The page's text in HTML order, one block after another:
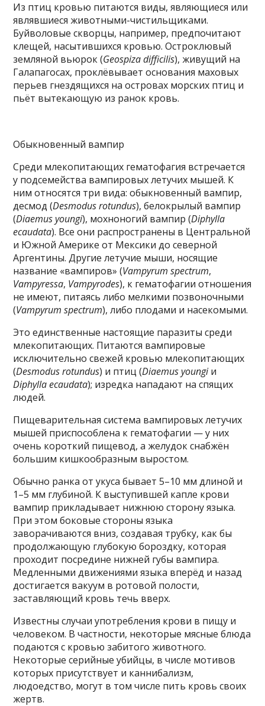
Из птиц кровью питаются виды, являющиеся или
являвшиеся животными-чистильщиками.
Буйволовые скворцы, например, предпочитают
клещей, насытившихся кровью. Остроклювый
земляной вьюрок (Geospiza difficilis), живущий на
Галапагосах, проклёвывает основания маховых
перьев гнездящихся на островах морских птиц и
пьёт вытекающую из ранок кровь.
Обыкновенный вампир
Среди млекопитающих гематофагия встречается
у подсемейства вампировых летучих мышей. К
ним относятся три вида: обыкновенный вампир,
десмод (Desmodus rotundus), белокрылый вампир
(Diaemus youngi), мохноногий вампир (Diphylla
ecaudata). Все они распространены в Центральной
и Южной Америке от Мексики до северной
Аргентины. Другие летучие мыши, носящие
название «вампиров» (Vampyrum spectrum,
Vampyressa, Vampyrodes), к гематофагии отношения
не имеют, питаясь либо мелкими позвоночными
(Vampyrum spectrum), либо плодами и насекомыми.
Это единственные настоящие паразиты среди
млекопитающих. Питаются вампировые
исключительно свежей кровью млекопитающих
(Desmodus rotundus) и птиц (Diaemus youngiи
Diphylla ecaudata); изредка нападают на спящих
людей.
Пищеварительная система вампировых летучих
мышей приспособлена к гематофагии — у них
очень короткий пищевод, а желудок снабжён
большим кишкообразным выростом.
Обычно ранка от укуса бывает 5–10 мм длиной и
1–5 мм глубиной. К выступившей капле крови
вампир прикладывает нижнюю сторону языка.
При этом боковые стороны языка
заворачиваются вниз, создавая трубку, как бы
продолжающую глубокую бороздку, которая
проходит посредине нижней губы вампира.
Медленными движениями языка вперёд и назад
достигается вакуум в ротовой полости,
заставляющий кровь течь вверх.
Известны случаи употребления крови в пищу и
человеком. В частности, некоторые мясные блюда
подаются с кровью забитого животного.
Некоторые серийные убийцы, в числе мотивов
которых присутствует и каннибализм,
людоедство, могут в том числе пить кровь своих
жертв.